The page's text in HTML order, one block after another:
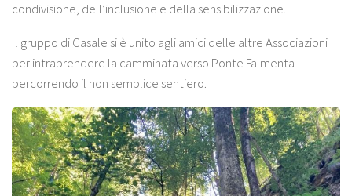
condivisione, dell’inclusione e della sensibilizzazione.
Il gruppo di Casale si è unito agli amici delle altre Associazioni
per intraprendere la camminata verso Ponte Falmenta
percorrendo il non semplice sentiero.